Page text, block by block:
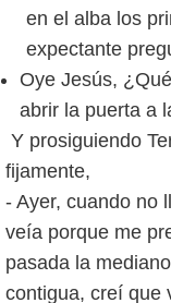
en el alba los
expectante
Oye Jesús,
abrir la puerta a
Y prosiguiendo
fijamente,
- Ayer, cuando no
veía porque me
pasada la
contigua, creí que